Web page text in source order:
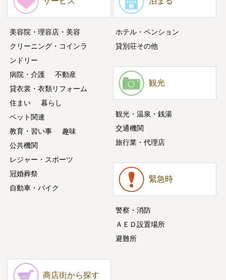
美容院・理容店・美容
クリーニング・コインラ
ンドリー
病院・介護
不動産
貸衣裳・衣類リフォーム
住まい
暮らし
ペット関連
教育・習い事
趣味
公共機関
レジャー・スポーツ
冠婚葬祭
自動車・バイク
ホテル・ペンション
貸別荘その他
観光
観光・温泉・銭湯
交通機関
旅行業・代理店
緊急時
警察・消防
ＡＥＤ設置場所
避難所
商店街から探す